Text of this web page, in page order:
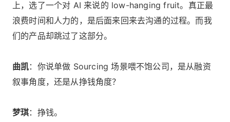
上，选了一个对 AI 来说的 low-hanging fruit。真正最
浪费时间和人力的，是后面来回来去沟通的过程。而我
们的产品却跳过了这部分。
曲凯：你说单做 Sourcing 场景喂不饱公司，是从融资
叙事角度，还是从挣钱角度？
梦琪：挣钱。